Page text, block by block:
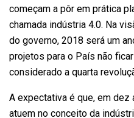
começam a pôr em prática
chamada indústria 4.0. Na
do governo, 2018 será um
projetos para o País não
considerado a quarta
A expectativa é que, em dez
atuem no conceito da